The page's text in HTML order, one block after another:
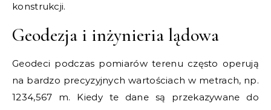
konstrukcji.
Geodezja i inżynieria lądowa
Geodeci podczas pomiarów terenu często operują
na bardzo precyzyjnych wartościach w metrach, np.
1234,567 m. Kiedy te dane są przekazywane do